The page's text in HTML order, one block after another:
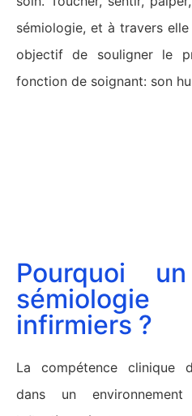
sémiologie, et à travers elle
objectif de souligner le
fonction de soignant: son
Pourquoi
infirmiers ?
La compétence clinique
dans un